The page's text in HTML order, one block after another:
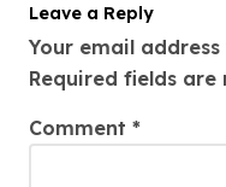
Leave a Reply
Your email
Required fields are
Comment *